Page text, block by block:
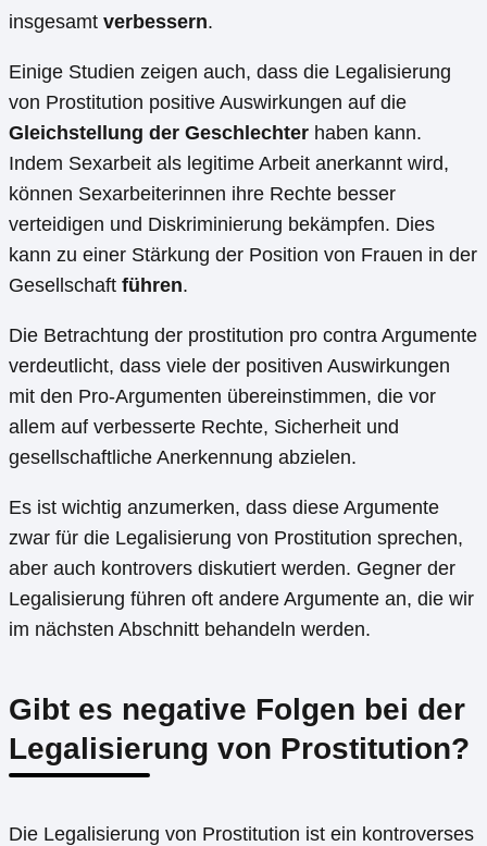
insgesamt verbessern.
Einige Studien zeigen auch, dass die Legalisierung
von Prostitution positive Auswirkungen auf die
Gleichstellung der Geschlechter haben kann.
Indem Sexarbeit als legitime Arbeit anerkannt wird,
können Sexarbeiterinnen ihre Rechte besser
verteidigen und Diskriminierung bekämpfen. Dies
kann zu einer Stärkung der Position von Frauen in der
Gesellschaft führen.
Die Betrachtung der prostitution pro contra Argumente
verdeutlicht, dass viele der positiven Auswirkungen
mit den Pro-Argumenten übereinstimmen, die vor
allem auf verbesserte Rechte, Sicherheit und
gesellschaftliche Anerkennung abzielen.
Es ist wichtig anzumerken, dass diese Argumente
zwar für die Legalisierung von Prostitution sprechen,
aber auch kontrovers diskutiert werden. Gegner der
Legalisierung führen oft andere Argumente an, die wir
im nächsten Abschnitt behandeln werden.
Gibt es negative Folgen bei der
Legalisierung von Prostitution?
Die Legalisierung von Prostitution ist ein kontroverses